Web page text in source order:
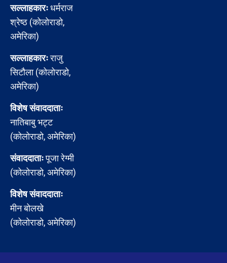
सल्लाहकारःधर्मराज
श्रेष्ठ (कोलोराडो,
अमेरिका)
सल्लाहकारःराजु
सिटौला (कोलोराडो,
अमेरिका)
विशेष संवाददाताः
नातिबाबु भट्ट
(कोलोराडो, अमेरिका)
संवाददाताःपूजा रेग्मी
(कोलोराडो, अमेरिका)
विशेष संवाददाताः
मीन बोलखे
(कोलोराडो, अमेरिका)